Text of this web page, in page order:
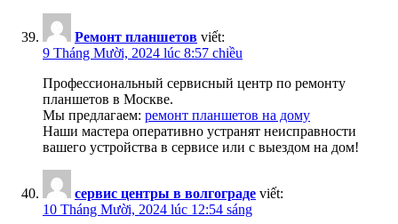
Ремонт планшетов viết:
9 Tháng Mười, 2024 lúc 8:57 chiều
Профессиональный сервисный центр по ремонту
планшетов в Москве.
Мы предлагаем: ремонт планшетов на дому
Наши мастера оперативно устранят неисправности
вашего устройства в сервисе или с выездом на дом!
сервис центры в волгограде viết:
10 Tháng Mười, 2024 lúc 12:54 sáng